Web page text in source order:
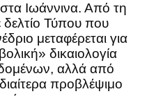
στα Ιωάννινα. Από τη
Τύπου που
μεταφέρεται για
δικαιολογία
αλλά από
προβλέψιμο